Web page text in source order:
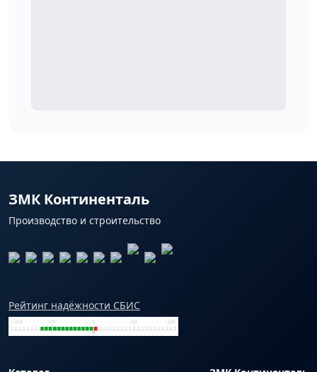
ЗМК Континенталь
Производство и строительство
Рейтинг надёжности СБИС